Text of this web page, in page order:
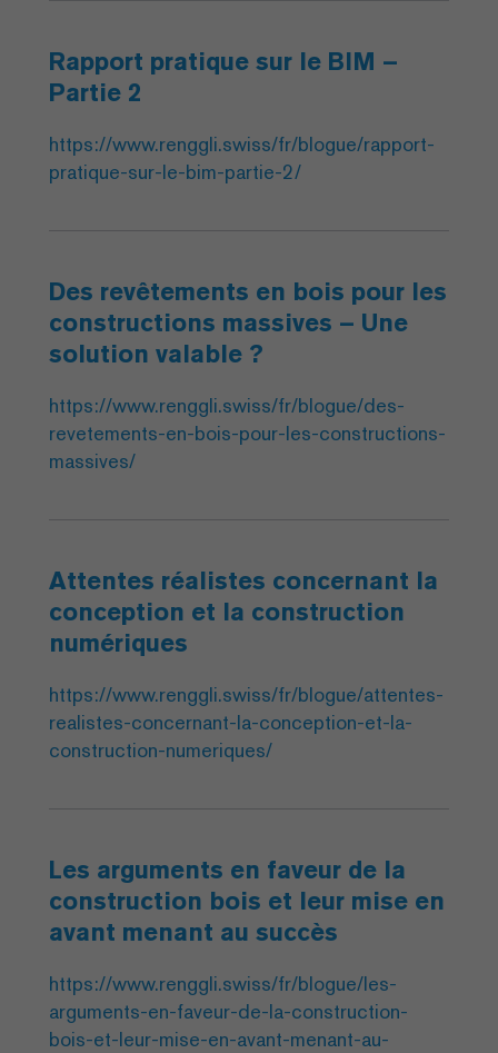
Rapport pratique sur le BIM –
Partie 2
https://www.renggli.swiss/fr/blogue/rapport-
pratique-sur-le-bim-partie-2/
Des revêtements en bois pour les
constructions massives – Une
solution valable ?
https://www.renggli.swiss/fr/blogue/des-
revetements-en-bois-pour-les-constructions-
massives/
Attentes réalistes concernant la
conception et la construction
numériques
https://www.renggli.swiss/fr/blogue/attentes-
realistes-concernant-la-conception-et-la-
construction-numeriques/
Les arguments en faveur de la
construction bois et leur mise en
avant menant au succès
https://www.renggli.swiss/fr/blogue/les-
arguments-en-faveur-de-la-construction-
bois-et-leur-mise-en-avant-menant-au-